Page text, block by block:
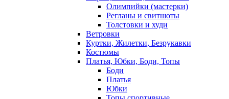
Олимпийки (мастерки)
Регланы и свитшоты
Толстовки и худи
Ветровки
Куртки, Жилетки, Безрукавки
Костюмы
Платья, Юбки, Боди, Топы
Боди
Платья
Юбки